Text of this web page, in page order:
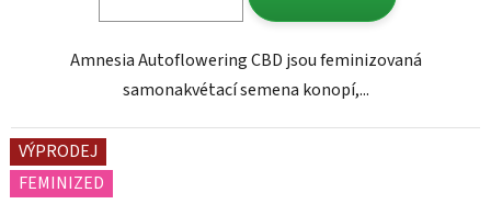
Amnesia Autoflowering CBD jsou feminizovaná
samonakvétací semena konopí,...
VÝPRODEJ
FEMINIZED